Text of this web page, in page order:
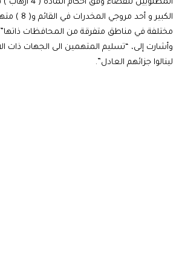
المطلوبين للقضاء
الكبير و أحد
مختلفة في مناطق متفرقة من المحافظات
وأشارت إلى، “تسليم المتهمين الى الجهات ذات
لينالوا جزائهم العادل”.